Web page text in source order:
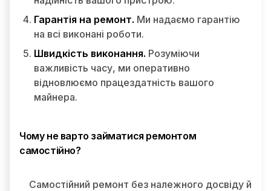
Гарантія на ремонт. Ми надаємо гарантію
на всі виконані роботи.
Швидкість виконання. Розуміючи
важливість часу, ми оперативно
відновлюємо працездатність вашого
майнера.
Чому не варто займатися ремонтом
самостійно?
Самостійний ремонт без належного досвіду й